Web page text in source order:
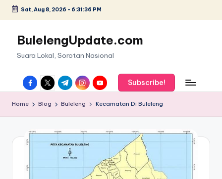
Skip
content
Sat, Aug 8, 2026 - 6:31:37 PM
BulelengUpdate.com
Suara Lokal, Sorotan Nasional
facebook.com
twitter.com
t.me instagram.com
youtube.comSubscribe!
Home Blog Buleleng Kecamatan Di Buleleng